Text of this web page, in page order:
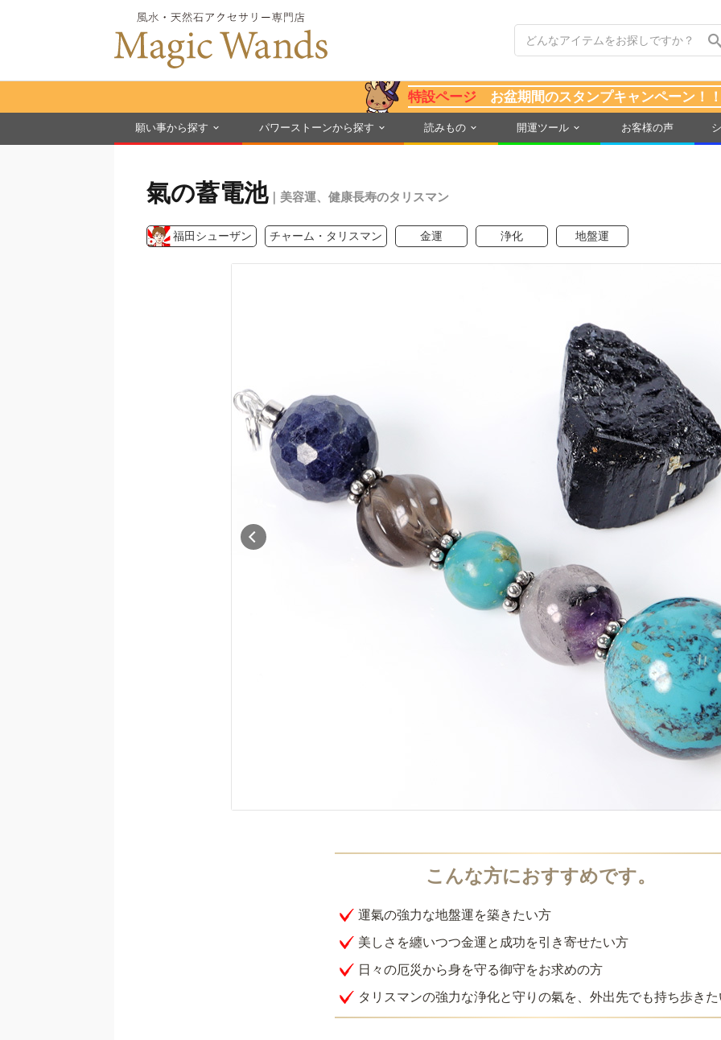
特設ページ お盆期間のスタンプキャンペーン！
願い事から探す パワーストーンから探す 読みもの 開運ツール お客様の声
氣の蓄電池｜美容運、健康長寿のタリスマン
福田シューザン チャーム・タリスマン 金運 浄化 地盤運
運氣の強力な地盤運を築きたい方
美しさを纏いつつ金運と成功を引き寄せたい方
日々の厄災から身を守る御守をお求めの方
タリスマンの強力な浄化と守りの氣を、外出先でも持ち歩き